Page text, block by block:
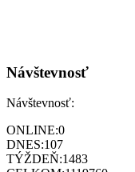
Návštevnosť
Návštevnosť:
ONLINE:0
DNES:107
TÝŽDEŇ:1483